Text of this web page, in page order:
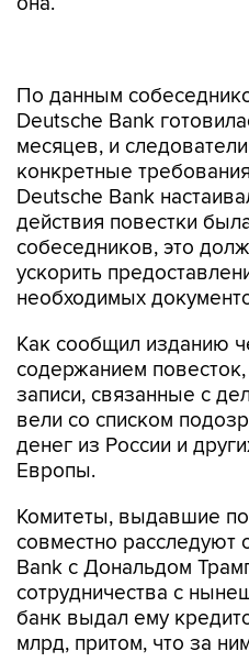
месяцев, и
конкретные
Deutsche Bank
действия повестки
собеседников, это
ускорить
необходимых
Как сообщил изданию
записи, связанные с
вели со списком
денег из России и
Европы.
Комитеты, выдавшие
Bank с Дональдом
сотрудничества с
банк выдал ему
млрд, притом, что за
вступления в
млн непогашенных